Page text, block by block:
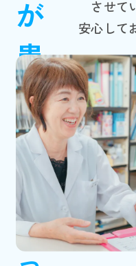
が
患
者
さ
ん
だ
させて
安心して